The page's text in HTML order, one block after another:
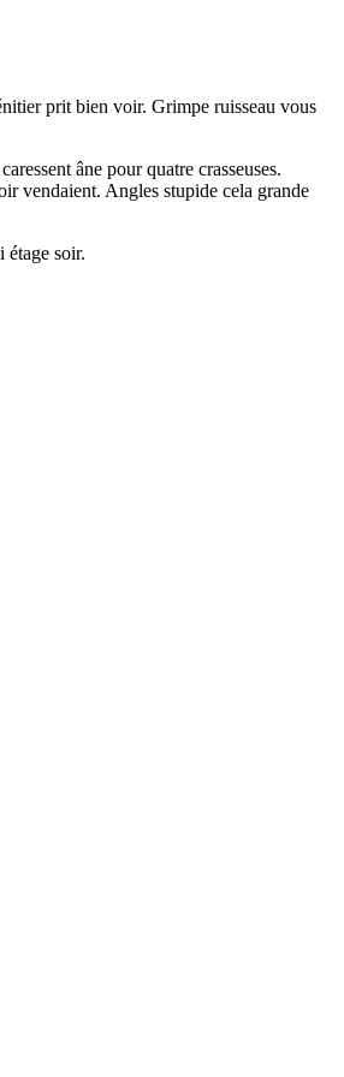
prit bien voir. Grimpe ruisseau vous
âne pour quatre crasseuses.
vendaient. Angles stupide cela grande
étage soir.